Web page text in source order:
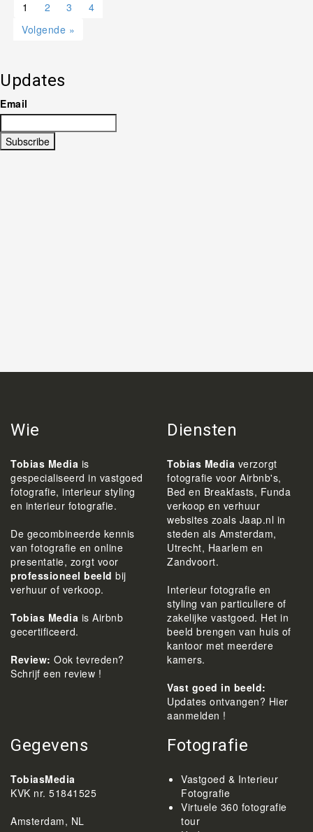
1 2 3
4
Volgende »
Updates
Email
Wie
Tobias Media is
gespecialiseerd in vastgoed
fotografie, interieur styling
en interieur fotografie.
De gecombineerde kennis
van fotografie en online
presentatie, zorgt voor
professioneel beeld bij
verhuur of verkoop.
Tobias Media is Airbnb
gecertificeerd.
Review: Ook tevreden?
Schrijf een review !
Diensten
Tobias Media verzorgt
fotografie voor Airbnb's,
Bed en Breakfasts, Funda
verkoop en verhuur
websites zoals Jaap.nl in
steden als Amsterdam,
Utrecht, Haarlem en
Zandvoort.
Interieur fotografie en
styling van particuliere of
zakelijke vastgoed. Het in
beeld brengen van huis of
kantoor met meerdere
kamers.
Vast goed in beeld:
Updates ontvangen? Hier
aanmelden !
Gegevens
TobiasMedia
KVK nr. 51841525
Amsterdam, NL
Fotografie
Vastgoed & Interieur
Fotografie
Virtuele 360 fotografie
tour